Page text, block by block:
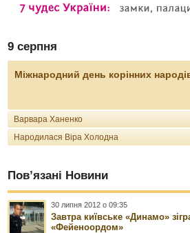
9 серпня
Міжнародний день корінних
Варвара Ханенко
Народилася Віра Холодна
Пов’язані Новини
30 липня 2012 о 09:35
Завтра київське «Динамо»
«Фейеноордом»